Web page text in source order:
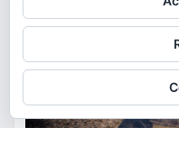
Para obtener más